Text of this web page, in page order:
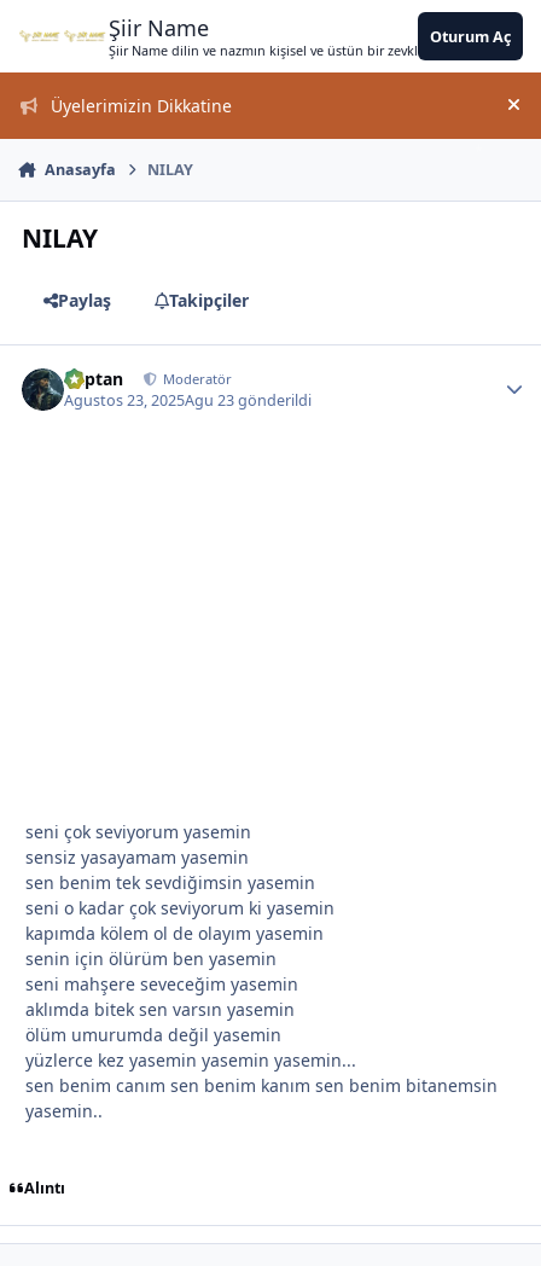
Şiir Name
Şiir Name dilin ve nazmın kişisel ve üstün bir zevkle bir arada
Oturum Aç
Üyelerimizin Dikkatine
Anasayfa NILAY
NILAY
Paylaş Takipçiler
kaptan Moderatör
Agustos 23, 2025Agu 23gönderildi
seni çok seviyorum yasemin
sensiz yasayamam yasemin
sen benim tek sevdiğimsin yasemin
seni o kadar çok seviyorum ki yasemin
kapımda kölem ol de olayım yasemin
senin için ölürüm ben yasemin
seni mahşere seveceğim yasemin
aklımda bitek sen varsın yasemin
ölüm umurumda değil yasemin
yüzlerce kez yasemin yasemin yasemin...
sen benim canım sen benim kanım sen benim bitanemsin
yasemin..
Alıntı
*
* * *